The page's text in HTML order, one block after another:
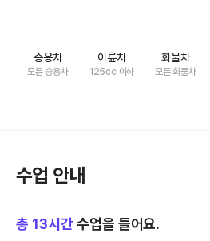
승용차
모든 승용차
이륜차
125cc 이하
화물차
모든 화물차
수업 안내
총 13시간 수업을 들어요.